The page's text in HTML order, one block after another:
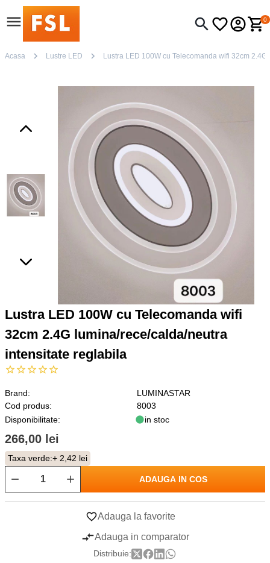
0
Acasa Lustre LED Lustra LED 100W cu Telecomanda wifi 32cm
Lustra LED 100W cu Telecomanda wifi
32cm 2.4G lumina/rece/calda/neutra
intensitate reglabila
Brand:
LUMINASTAR
Cod produs:
8003
Disponibilitate:
in stoc
266,00 lei
Taxa verde:+ 2,42 lei
ADAUGA IN COS
Adauga la favorite
Adauga in comparator
Distribuie: